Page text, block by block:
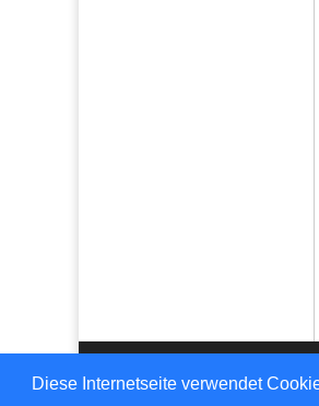
Diese Internetseite verwendet